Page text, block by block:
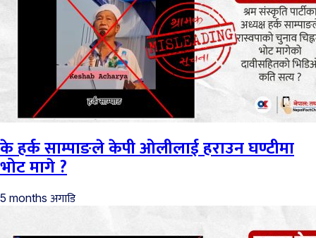
के हर्क साम्पाङले केपी ओलीलाई हराउन घण्टीमा
भोट मागे ?
5 months अगाडि